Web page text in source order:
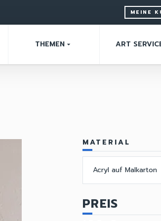
MEINE
THEMEN arrow_drop_down ART
MATERIAL
Acryl auf Malkarton
PREIS